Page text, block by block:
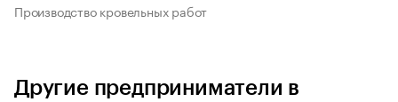
Производство кровельных работ
Другие предприниматели в